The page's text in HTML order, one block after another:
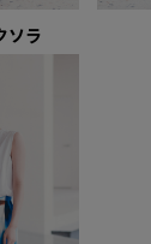
ソラ